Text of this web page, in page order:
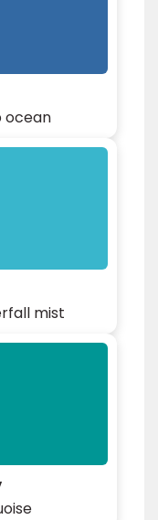
ocean
mist